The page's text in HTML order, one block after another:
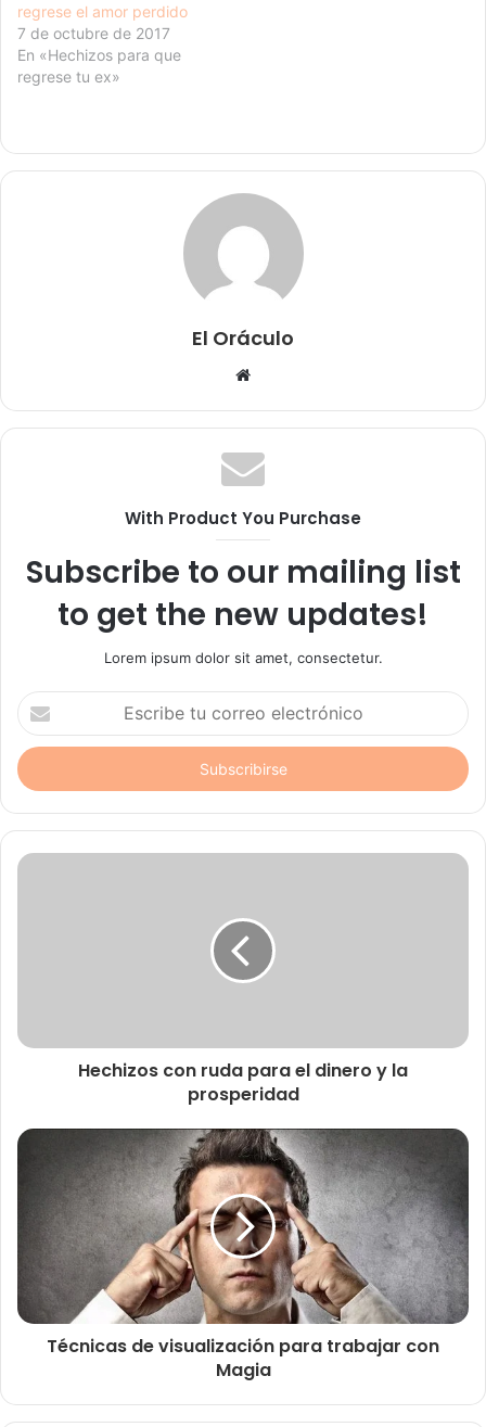
regrese el amor perdido
7 de octubre de 2017
En «Hechizos para que
regrese tu ex»
El Oráculo
Sitio
With Product You Purchase
Subscribe to our mailing list
to get the new updates!
Lorem ipsum dolor sit amet, consectetur.
Escribe
tu
correo
electrónico
Hechizos con ruda para el dinero y la
prosperidad
Técnicas de visualización para trabajar con
Magia